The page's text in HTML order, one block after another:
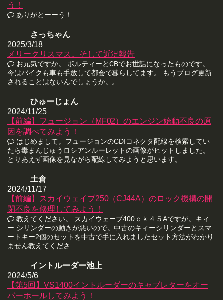
う！
ありがとーーう！
さっちゃん
2025/3/18
メリークリスマス。そして近況報告
お元気ですか。 ボルティーとCBでお世話になったものです。
今はバイクも車も手放して都会で暮らしてます。 もうブログ更新
されることはないんでしょうか。。
ひゅーじょん
2024/11/25
【前編】フュージョン（MF02）のエンジン始動不良の原
因を調べてみよう！
はじめまして。フュージョンのCDIコネクタ配線を検索してい
たら毒まんじゅうロシアンルーレットの画像がヒットしました。
とりあえず画像を見ながら配線してみようと思います。
土倉
2024/11/17
【前編】スカイウェイブ250（CJ44A）のロック機構の開
閉不良を修理してみよう！
教えてください。 スカイウェーブ400ｃｋ４５Aですが。キィ
ー シリンダーの動きが悪いので。中古のキィーシリンダーとスマ
ートキー2個のセットを中古で手に入れましたセット方法がわかり
ません教えてくださ...
イントルーダー池上
2024/5/6
【第5回】VS1400イントルーダーのキャブレターをオー
バーホールしてみよう！